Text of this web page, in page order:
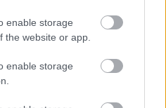
enable storage
the website or app.
enable storage
Szilárd